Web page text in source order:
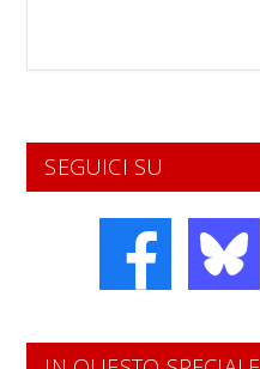
SEGUICI SU